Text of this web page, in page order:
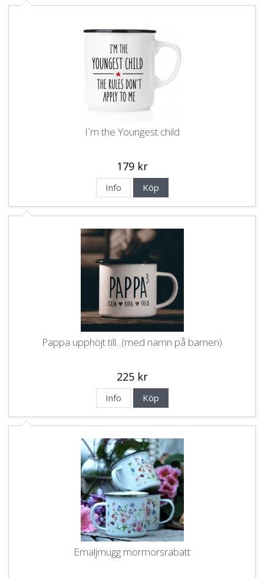
I´m the Youngest child
179 kr
Info Köp
Pappa upphöjt till...(med namn på barnen)
225 kr
Info Köp
Emaljmugg mormorsrabatt